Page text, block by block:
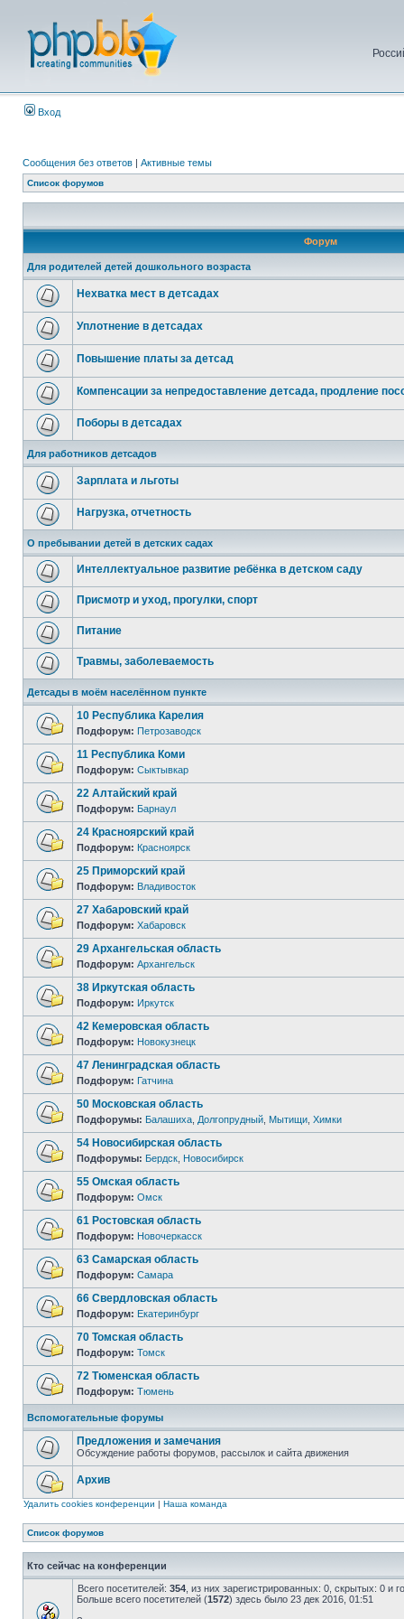
Вход
Сообщения без ответов | Активные темы
Список форумов
Форум
Для родителей детей дошкольного возраста
Нехватка мест в детсадах
Уплотнение в детсадах
Повышение платы за детсад
Компенсации за непредоставление детсада, продление
Поборы в детсадах
Для работников детсадов
Зарплата и льготы
Нагрузка, отчетность
О пребывании детей в детских садах
Интеллектуальное развитие ребёнка в детском саду
Присмотр и уход, прогулки, спорт
Питание
Травмы, заболеваемость
Детсады в моём населённом пункте
10 Республика Карелия
Подфорум: Петрозаводск
11 Республика Коми
Подфорум: Сыктывкар
22 Алтайский край
Подфорум: Барнаул
24 Красноярский край
Подфорум: Красноярск
25 Приморский край
Подфорум: Владивосток
27 Хабаровский край
Подфорум: Хабаровск
29 Архангельская область
Подфорум: Архангельск
38 Иркутская область
Подфорум: Иркутск
42 Кемеровская область
Подфорум: Новокузнецк
47 Ленинградская область
Подфорум: Гатчина
50 Московская область
Подфорумы: Балашиха Долгопрудный Мытищи Химки
54 Новосибирская область
Подфорумы: Бердск Новосибирск
55 Омская область
Подфорум: Омск
61 Ростовская область
Подфорум: Новочеркасск
63 Самарская область
Подфорум: Самара
66 Свердловская область
Подфорум: Екатеринбург
70 Томская область
Подфорум: Томск
72 Тюменская область
Подфорум: Тюмень
Вспомогательные форумы
Предложения и замечания
Обсуждение работы форумов, рассылок и сайта движения
Архив
Удалить cookies конференции | Наша команда
Список форумов
Кто сейчас на конференции
Всего посетителей: 354 , из них зарегистрированных: 0, скрытых: 0 и
Больше всего посетителей (1572) здесь было 23 дек 2016, 01:51